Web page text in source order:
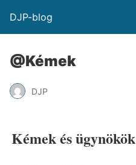
DJP-blog
@Kémek
DJP
Kémek és ügynökök